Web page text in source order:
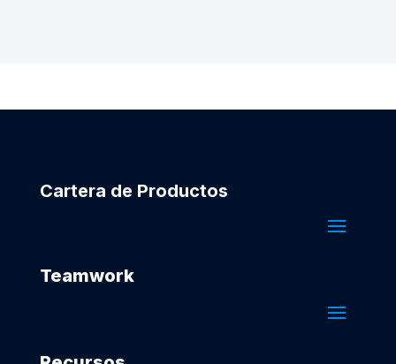
Cartera de Productos
Teamwork